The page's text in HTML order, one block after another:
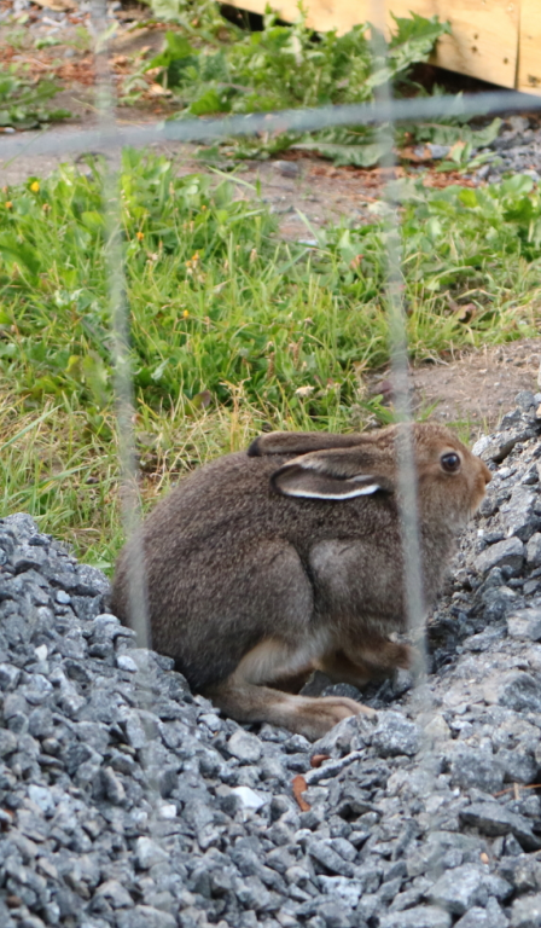
författare
ämnen
Biografi Blogga Bokcirkel
Deckare E-böcker Fakta
Filmatiseringar Framsidor
Historia Illustrerat Klass
Kvinnors liv Kärlek
Läsa Mord Nobelpriset
Nyutkommet Personligt Poesi
& samhälle Prisbelönt
Relationer Sorg
Storbritannien Summeringar
Tonår Ungdomsböcker
USA Utläst Vill läsa